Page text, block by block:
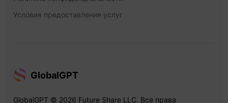
Условия предоставления услуг
GlobalGPT
GlobalGPT © 2026 Future Share LLC. Все права